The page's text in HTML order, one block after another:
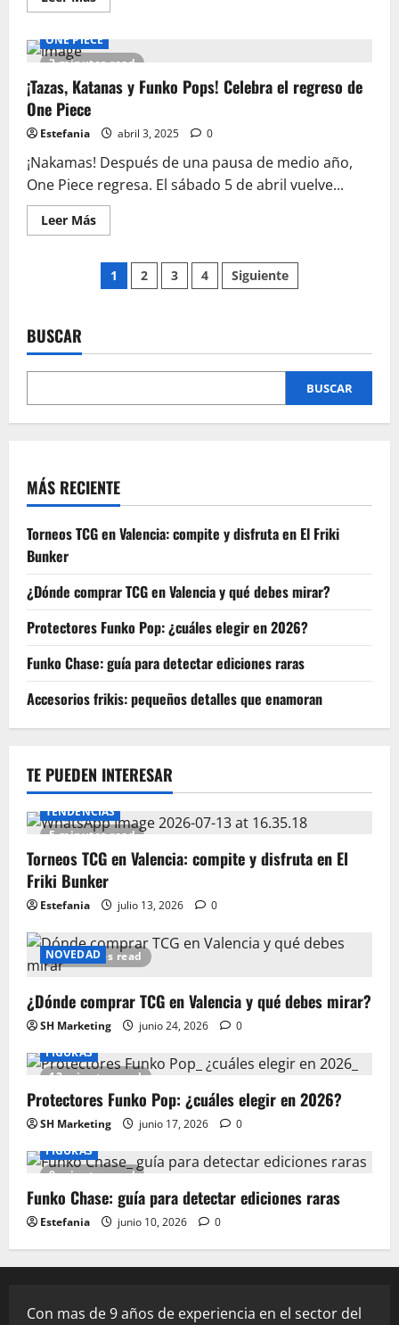
más
¡Qué
la
os
acompañe
el
the
4th
en
El
Bunker!
2 minutes read
ONE PIECE
¡Tazas, Katanas y Funko Pops! Celebra el regreso de
One Piece
Estefania abril 3, 2025 0
¡Nakamas! Después de una pausa de medio año,
One Piece regresa. El sábado 5 de abril vuelve...
Leer MásLeer
más
¡Tazas,
Katanas
y
regreso
de
Paginación
entradas
1 2 3 4 Siguiente
BUSCAR
BUSCAR
MÁS RECIENTE
Torneos TCG en Valencia: compite y disfruta en El Friki
Bunker
¿Dónde comprar TCG en Valencia y qué debes mirar?
Protectores Funko Pop: ¿cuáles elegir en 2026?
Funko Chase: guía para detectar ediciones raras
Accesorios frikis: pequeños detalles que enamoran
TE PUEDEN INTERESAR
5 minutes read
TENDENCIAS
Torneos TCG en Valencia: compite y disfruta en El
Friki Bunker
Estefania julio 13, 2026 0
15 minutes read
NOVEDAD
¿Dónde comprar TCG en Valencia y qué debes mirar?
SH Marketing junio 24, 2026 0
12 minutes read
FIGURAS
Protectores Funko Pop: ¿cuáles elegir en 2026?
SH Marketing junio 17, 2026 0
9 minutes read
FIGURAS
Funko Chase: guía para detectar ediciones raras
Estefania junio 10, 2026 0
Con mas de 9 años de experiencia en el sector del